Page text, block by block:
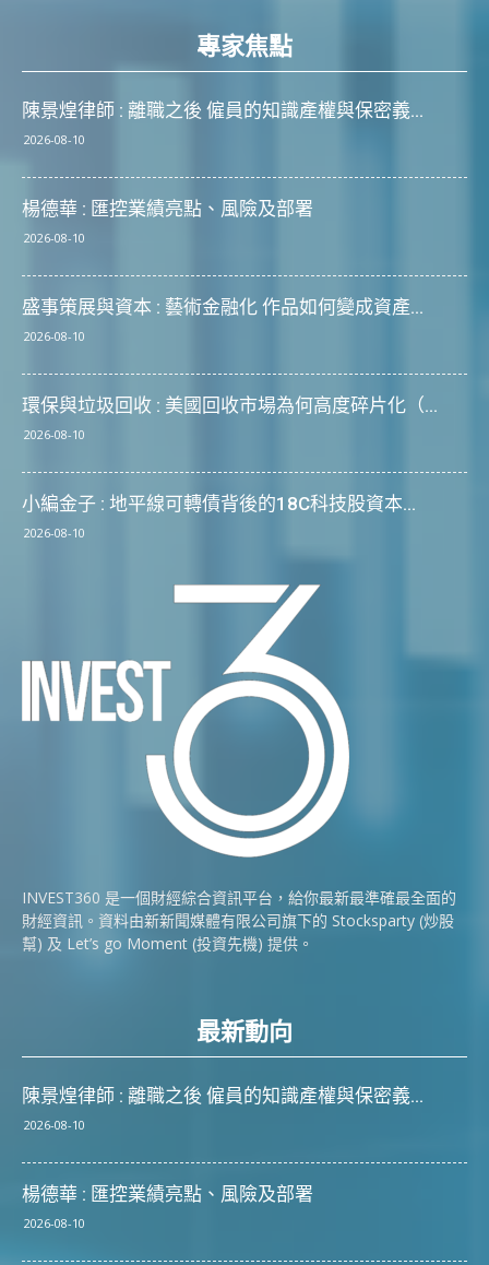
專家焦點
陳景煌律師 : 離職之後 僱員的知識產權與保密義...
2026-08-10
楊德華 : 匯控業績亮點、風險及部署
2026-08-10
盛事策展與資本 : 藝術金融化 作品如何變成資產...
2026-08-10
環保與垃圾回收 : 美國回收市場為何高度碎片化（...
2026-08-10
小編金子 : 地平線可轉債背後的18C科技股資本...
2026-08-10
INVEST360 是一個財經綜合資訊平台，給你最新最準確最全面的
財經資訊。資料由新新聞媒體有限公司旗下的 Stocksparty (炒股
幫) 及 Let’s go Moment (投資先機) 提供。
最新動向
陳景煌律師 : 離職之後 僱員的知識產權與保密義...
2026-08-10
楊德華 : 匯控業績亮點、風險及部署
2026-08-10